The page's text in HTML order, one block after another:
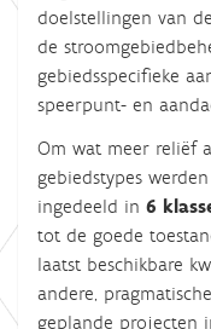
doelstellingen van
de
gebiedsspecifieke
speerpunt- en
Om wat meer reliëf
gebiedstypes
ingedeeld in 6
tot de goede
laatst beschikbare
andere,
geplande projecten